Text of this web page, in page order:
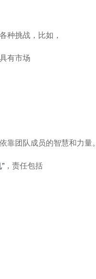
种挑战，比如，
有市场
团队成员的智慧和力量。
，责任包括